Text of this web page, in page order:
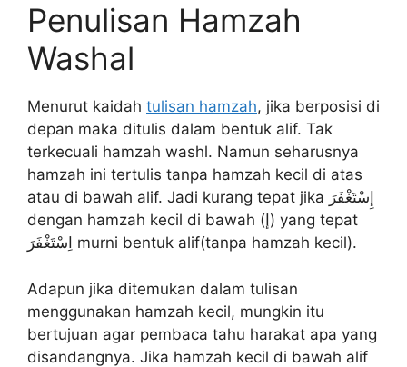
Penulisan Hamzah
Washal
Menurut kaidah tulisan hamzah, jika berposisi di
depan maka ditulis dalam bentuk alif. Tak
terkecuali hamzah washl. Namun seharusnya
hamzah ini tertulis tanpa hamzah kecil di atas
atau di bawah alif. Jadi kurang tepat jika إِسْتَغْفَرَ
dengan hamzah kecil di bawah (إ) yang tepat
اِسْتَغْفَرَ murni bentuk alif(tanpa hamzah kecil).
Adapun jika ditemukan dalam tulisan
menggunakan hamzah kecil, mungkin itu
bertujuan agar pembaca tahu harakat apa yang
disandangnya. Jika hamzah kecil di bawah alif